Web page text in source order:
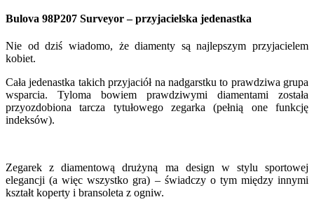
Bulova 98P207 Surveyor – przyjacielska jedenastka
Nie od dziś wiadomo, że diamenty są najlepszym przyjacielem
kobiet.
Cała jedenastka takich przyjaciół na nadgarstku to prawdziwa grupa
wsparcia. Tyloma bowiem prawdziwymi diamentami została
przyozdobiona tarcza tytułowego zegarka (pełnią one funkcję
indeksów).
Zegarek z diamentową drużyną ma design w stylu sportowej
elegancji (a więc wszystko gra) – świadczy o tym między innymi
kształt koperty i bransoleta z ogniw.